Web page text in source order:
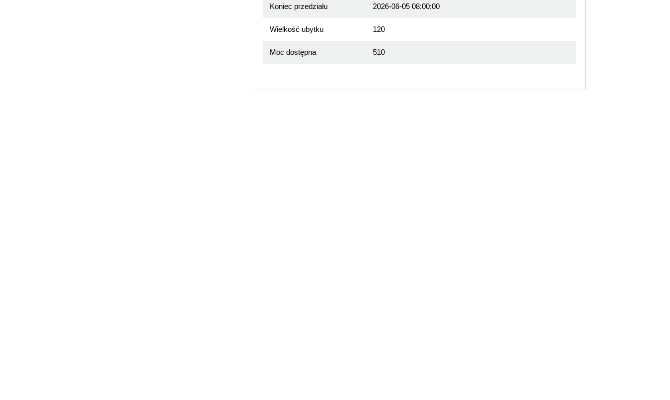
Koniec przedziału 2026-06-05 08:00:00
Wielkość ubytku 120
Moc dostępna 510